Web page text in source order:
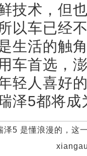
技术，但
以车已经
生活的触
车首选，
轻人喜好
泽5都将